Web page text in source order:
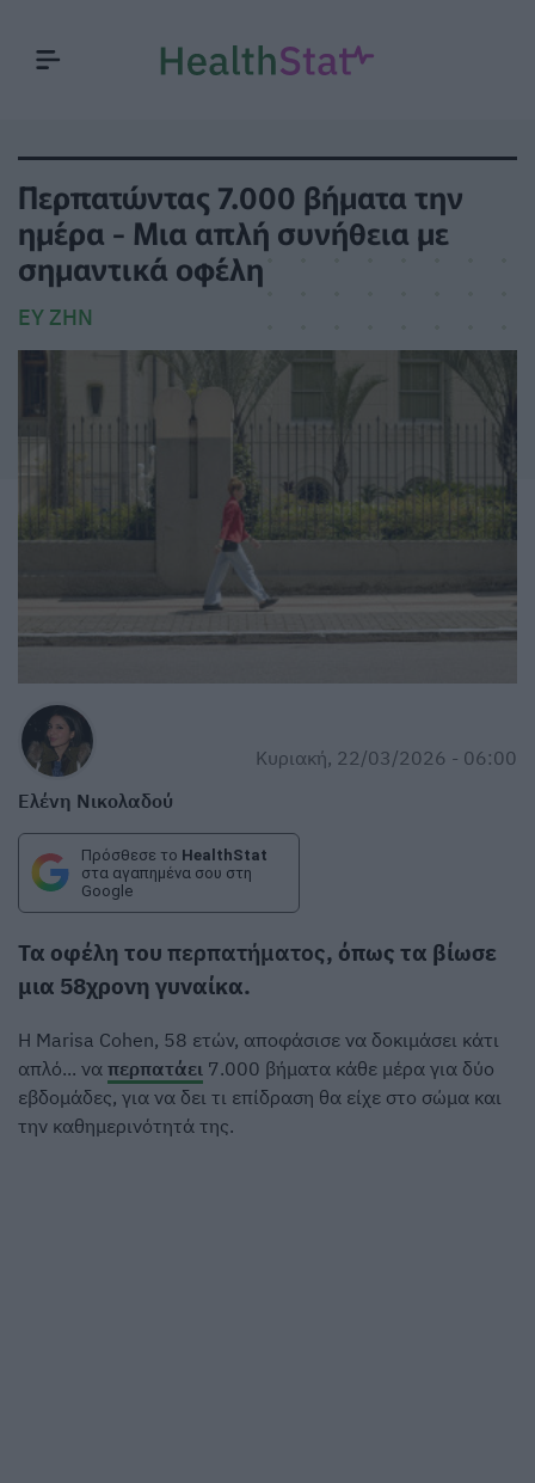
Περπατώντας 7.000 βήματα την
ημέρα - Μια απλή συνήθεια με
σημαντικά οφέλη
ΕΥ ΖΗΝ
Ελένη Νικολαδού
Κυριακή, 22/03/2026 - 06:00
Πρόσθεσε το HealthStat
στα αγαπημένα σου στη
Google
Τα οφέλη του περπατήματος, όπως τα βίωσε
μια 58χρονη γυναίκα.
Η Marisa Cohen, 58 ετών, αποφάσισε να δοκιμάσει κάτι
απλό... να περπατάει 7.000 βήματα κάθε μέρα για δύο
εβδομάδες, για να δει τι επίδραση θα είχε στο σώμα και
την καθημερινότητά της.